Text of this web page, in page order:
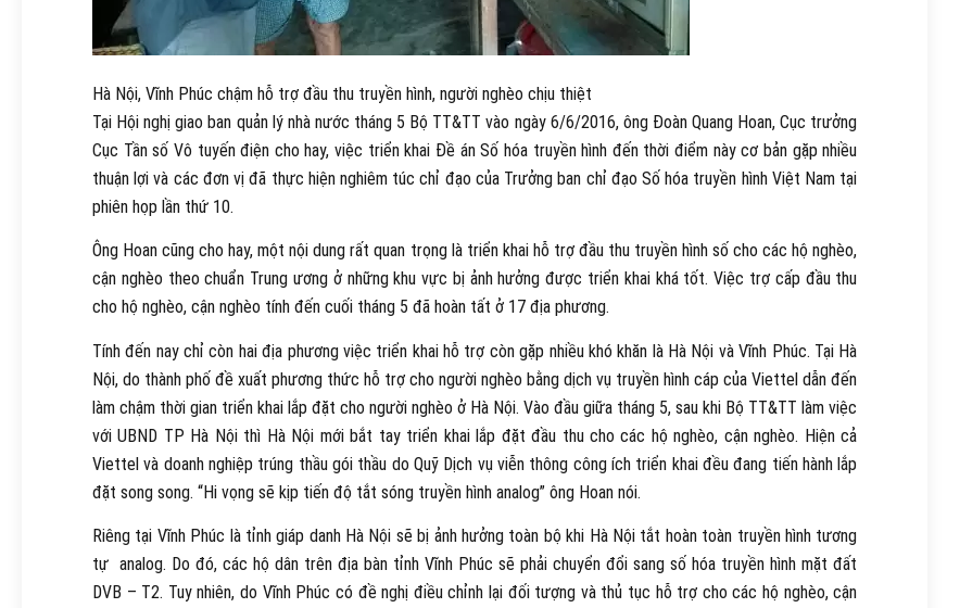
Hà Nội, Vĩnh Phúc chậm hỗ trợ đầu thu truyền hình, người nghèo chịu thiệt
Tại Hội nghị giao ban quản lý nhà nước tháng 5 Bộ TT&TT vào ngày 6/6/2016, ông Đoàn Quang Hoan, Cục trưởng
Cục Tần số Vô tuyến điện cho hay, việc triển khai Đề án Số hóa truyền hình đến thời điểm này cơ bản gặp nhiều
thuận lợi và các đơn vị đã thực hiện nghiêm túc chỉ đạo của Trưởng ban chỉ đạo Số hóa truyền hình Việt Nam tại
phiên họp lần thứ 10.
Ông Hoan cũng cho hay, một nội dung rất quan trọng là triển khai hỗ trợ đầu thu truyền hình số cho các hộ nghèo,
cận nghèo theo chuẩn Trung ương ở những khu vực bị ảnh hưởng được triển khai khá tốt. Việc trợ cấp đầu thu
cho hộ nghèo, cận nghèo tính đến cuối tháng 5 đã hoàn tất ở 17 địa phương.
Tính đến nay chỉ còn hai địa phương việc triển khai hỗ trợ còn gặp nhiều khó khăn là Hà Nội và Vĩnh Phúc. Tại Hà
Nội, do thành phố đề xuất phương thức hỗ trợ cho người nghèo bằng dịch vụ truyền hình cáp của Viettel dẫn đến
làm chậm thời gian triển khai lắp đặt cho người nghèo ở Hà Nội. Vào đầu giữa tháng 5, sau khi Bộ TT&TT làm việc
với UBND TP Hà Nội thì Hà Nội mới bắt tay triển khai lắp đặt đầu thu cho các hộ nghèo, cận nghèo. Hiện cả
Viettel và doanh nghiệp trúng thầu gói thầu do Quỹ Dịch vụ viễn thông công ích triển khai đều đang tiến hành lắp
đặt song song. “Hi vọng sẽ kịp tiến độ tắt sóng truyền hình analog” ông Hoan nói.
Riêng tại Vĩnh Phúc là tỉnh giáp danh Hà Nội sẽ bị ảnh hưởng toàn bộ khi Hà Nội tắt hoàn toàn truyền hình tương
tự analog. Do đó, các hộ dân trên địa bàn tỉnh Vĩnh Phúc sẽ phải chuyển đổi sang số hóa truyền hình mặt đất
DVB – T2. Tuy nhiên, do Vĩnh Phúc có đề nghị điều chỉnh lại đối tượng và thủ tục hỗ trợ cho các hộ nghèo, cận